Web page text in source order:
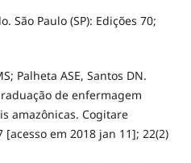
São Paulo (SP): Edições 70;
Palheta ASE, Santos DN.
de enfermagem
amazônicas. Cogitare
em 2018 jan 11]; 22(2)